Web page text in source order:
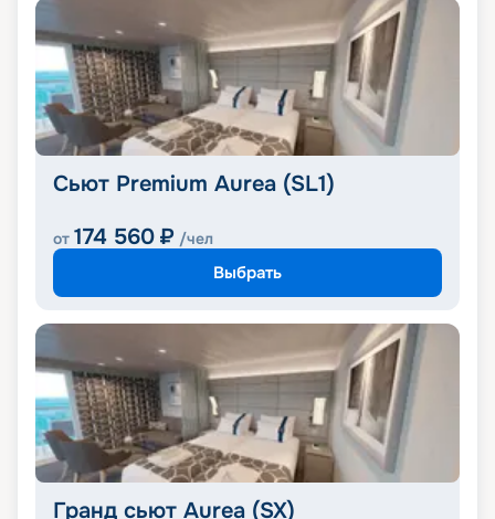
Сьют Premium Aurea (SL1)
от 174 560 ₽ /чел
Выбрать
Гранд сьют Aurea (SX)